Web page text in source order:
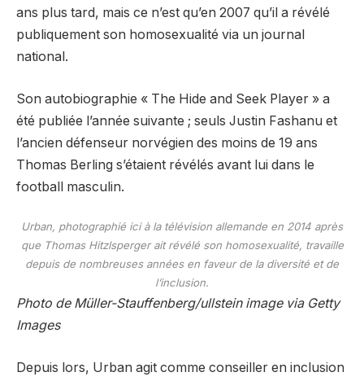
ans plus tard, mais ce n’est qu’en 2007 qu’il a révélé
publiquement son homosexualité via un journal
national.
Son autobiographie « The Hide and Seek Player » a
été publiée l’année suivante ; seuls Justin Fashanu et
l’ancien défenseur norvégien des moins de 19 ans
Thomas Berling s’étaient révélés avant lui dans le
football masculin.
Urban, photographié ici à la télévision allemande en 2014 après
que Thomas Hitzlsperger ait révélé son homosexualité, travaille
depuis de nombreuses années en faveur de la diversité et de
l’inclusion.
Photo de Müller-Stauffenberg/ullstein image via Getty
Images
Depuis lors, Urban agit comme conseiller en inclusion